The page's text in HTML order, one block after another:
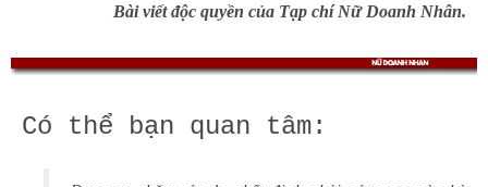
Bài viết độc quyền của Tạp chí Nữ Doanh Nhân.
Có thể bạn quan tâm: